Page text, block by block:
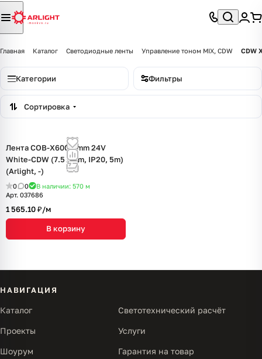
Главная Каталог Светодиодные ленты Управление тоном MIX, CDW CDW
Категории Фильтры
Сортировка
Лента COB-X600-5mm 24V
White-CDW (7.5 W/m, IP20, 5m)
(Arlight, -)
0 0 В наличии: 570 м
Арт. 037686
1 565.10 ₽/м
В корзину
НАВИГАЦИЯ
Каталог Светотехнический расчёт
Проекты Услуги
Шоурум Гарантия на товар